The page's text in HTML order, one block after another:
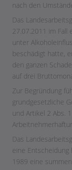
nach den
Das
27.07.2011 im Fall
unter
beschädigt hatte,
den ganzen
auf drei
Zur Begründung
grundgesetzliche
und Artikel 2 Abs.
Das
eine Entscheidung
1989 eine